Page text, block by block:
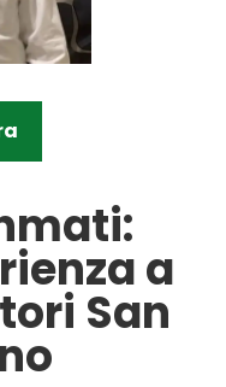
a
San